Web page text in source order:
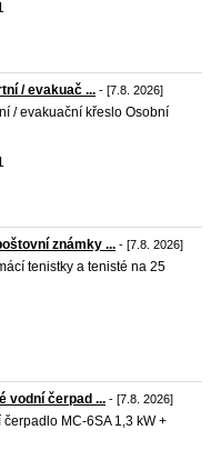
/ evakuač ... - [7.8. 2026]
/ evakuační křeslo Osobní
známky ... - [7.8. 2026]
tenistky a tenisté na 25
vodní čerpad ... - [7.8. 2026]
MC-6SA 1,3 kW +